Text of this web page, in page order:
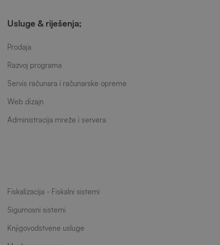
Usluge & riješenja;
Prodaja
Razvoj programa
Servis računara i računarske opreme
Web dizajn
Administracija mreže i servera
Fiskalizacija - Fiskalni sistemi
Sigurnosni sistemi
Knjigovodstvene usluge